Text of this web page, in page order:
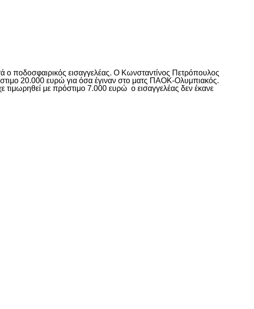
ποδοσφαιρικός εισαγγελέας. Ο Κωνσταντίνος Πετρόπουλος
20.000 ευρώ για όσα έγιναν στο ματς ΠΑΟΚ-Ολυμπιακός.
τιμωρηθεί με πρόστιμο 7.000 ευρώ ο εισαγγελέας δεν έκανε